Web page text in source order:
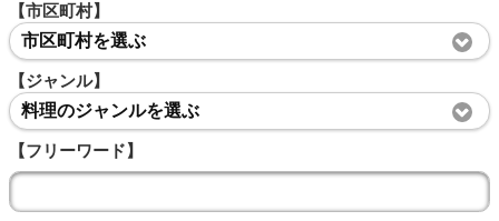
【市区町村】
市区町村を選ぶ
【ジャンル】
料理のジャンルを選ぶ
【フリーワード】